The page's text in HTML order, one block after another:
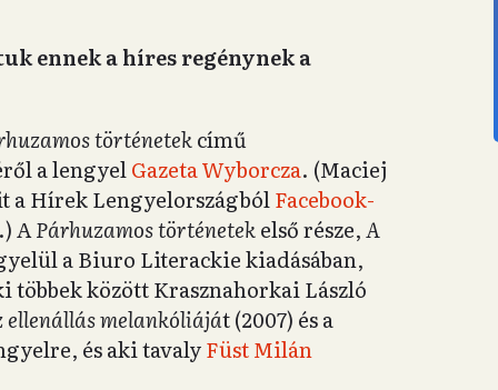
ennek a híres regénynek a
történetekcímű
a lengyelGazeta Wyborcza. (Maciej
a Hírek LengyelországbólFacebook-
APárhuzamos történetekelső része,A
a Biuro Literackie kiadásában,
többek között Krasznahorkai László
ellenállás melankóliáját (2007) és a
és aki tavalyFüst Milán